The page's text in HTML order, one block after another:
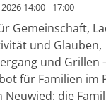
14:00 - 17:00
Gemeinschaft,
und Glauben,
und Grillen
für Familien im
Neuwied: die